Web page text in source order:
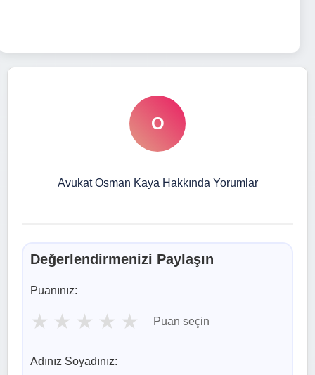
O
Avukat Osman Kaya Hakkında Yorumlar
Değerlendirmenizi Paylaşın
Puanınız:
★ ★ ★ ★ ★ Puan seçin
Adınız Soyadınız: